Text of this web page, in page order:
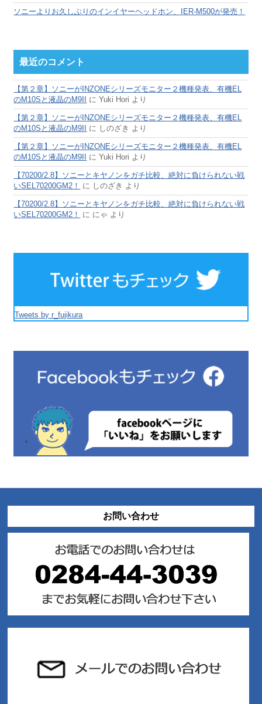
ソニーよりお久しぶりのインイヤーヘッドホン、IER-M500が発売！
最近のコメント
【第２章】ソニーがINZONEシリーズモニター２機種発表、有機EL
のM10Sと液晶のM9II
にYuki Hori より
【第２章】ソニーがINZONEシリーズモニター２機種発表、有機EL
のM10Sと液晶のM9II
に しのざき より
【第２章】ソニーがINZONEシリーズモニター２機種発表、有機EL
のM10Sと液晶のM9II
にYuki Hori より
【70200/2.8】ソニーとキヤノンをガチ比較、絶対に負けられない戦
いSEL70200GM2！
に しのざき より
【70200/2.8】ソニーとキヤノンをガチ比較、絶対に負けられない戦
いSEL70200GM2！
に にゃ より
Tweets by r_fujikura
お問い合わせ